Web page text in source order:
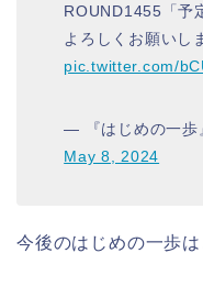
ROUND1455「予
よろしくお願いし
pic.twitter.com/
— 『はじめの一歩
May 8, 2024
今後のはじめの一歩